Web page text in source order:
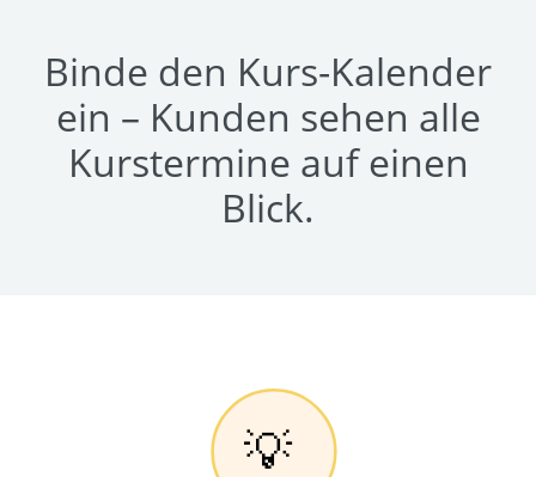
Binde den Kurs-Kalender
ein – Kunden sehen alle
Kurstermine auf einen
Blick.